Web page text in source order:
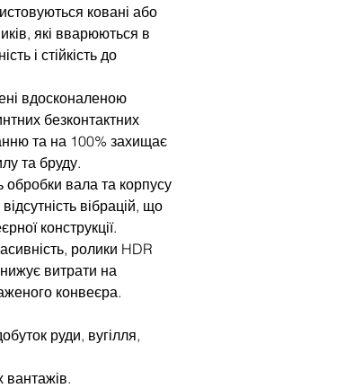
ковані або
які вварюються в
і стійкість до
вдосконаленою
безконтактних
та на 100% захищає
та бруду.
обробки вала та корпусу
вібрацій, що
конструкції.
ролики HDR
витрати на
конвеєра.
руди, вугілля,
вантажів.